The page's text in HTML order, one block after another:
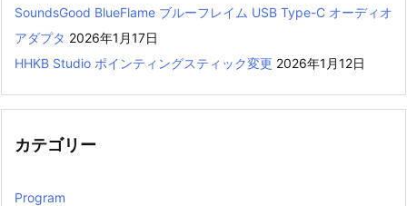
SoundsGood BlueFlame ブルーフレイム USB Type-C オーディオ
アダプタ 2026年1月17日
HHKB Studio ポインティングスティック変更 2026年1月12日
カテゴリー
Program